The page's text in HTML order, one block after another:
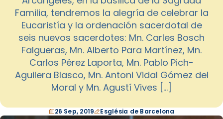
Familia, tendremos la alegría de celebrar la
Eucaristía y la ordenación sacerdotal de
seis nuevos sacerdotes: Mn. Carles Bosch
Falgueras, Mn. Alberto Para Martínez, Mn.
Carlos Pérez Laporta, Mn. Pablo Pich-
Aguilera Blasco, Mn. Antoni Vidal Gómez del
Moral y Mn. Agustí Vives […]
26 Sep, 2019 Església de Barcelona